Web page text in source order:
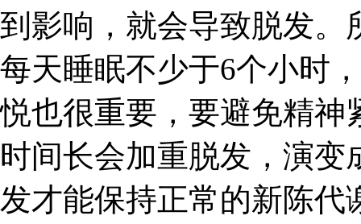
到影响，就会导致脱发。
每天睡眠不少于6个小时
悦也很重要，要避免精神
时间长会加重脱发，演变
发才能保持正常的新陈